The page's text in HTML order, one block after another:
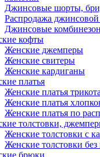
Джинсовые шорты,
Распродажа
Джинсовые
кофты
Женские джемперы
Женские свитеры
Женские кардиганы
платья
Женские платья
Женские платья
Женские платья по
толстовки,
Женские толстовки с
Женские толстовки
брюки